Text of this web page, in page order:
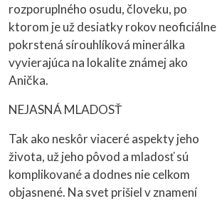
rozporuplného osudu, človeku, po
ktorom je už desiatky rokov neoficiálne
pokrstená sírouhlíková minerálka
vyvierajúca na lokalite známej ako
Anička.
NEJASNÁ MLADOSŤ
Tak ako neskôr viaceré aspekty jeho
života, už jeho pôvod a mladosť sú
komplikované a dodnes nie celkom
objasnené. Na svet prišiel v znamení